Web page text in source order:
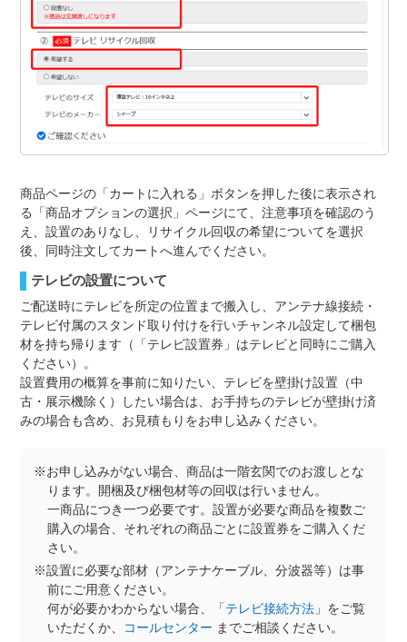
商品ページの「カートに入れる」ボタンを押した後に表示され
る「商品オプションの選択」ページにて、注意事項を確認のう
え、設置のありなし、リサイクル回収の希望についてを選択
後、同時注文してカートへ進んでください。
テレビの設置について
ご配送時にテレビを所定の位置まで搬入し、アンテナ線接続・
テレビ付属のスタンド取り付けを行いチャンネル設定して梱包
材を持ち帰ります（「テレビ設置券」はテレビと同時にご購入
ください）。
設置費用の概算を事前に知りたい、テレビを壁掛け設置（中
古・展示機除く）したい場合は、お手持ちのテレビが壁掛け済
みの場合も含め、お見積もりをお申し込みください。
※お申し込みがない場合、商品は一階玄関でのお渡しとな
ります。開梱及び梱包材等の回収は行いません。
一商品につき一つ必要です。設置が必要な商品を複数ご
購入の場合、それぞれの商品ごとに設置券をご購入くだ
さい。
※設置に必要な部材（アンテナケーブル、分波器等）は事
前にご用意ください。
何が必要かわからない場合、「テレビ接続方法」をご覧
いただくか、
コールセンター までご相談ください。